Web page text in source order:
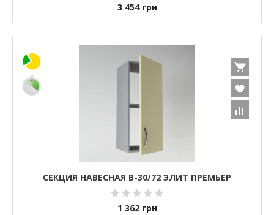
3 454 грн
СЕКЦИЯ НАВЕСНАЯ В-30/72 ЭЛИТ ПРЕМЬЕР
1 362 грн